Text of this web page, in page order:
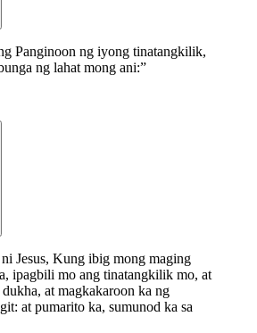
Panginoon ng iyong tinatangkilik,
ng lahat mong ani:”
Jesus, Kung ibig mong maging
ipagbili mo ang tinatangkilik mo, at
at magkakaroon ka ng
at pumarito ka, sumunod ka sa